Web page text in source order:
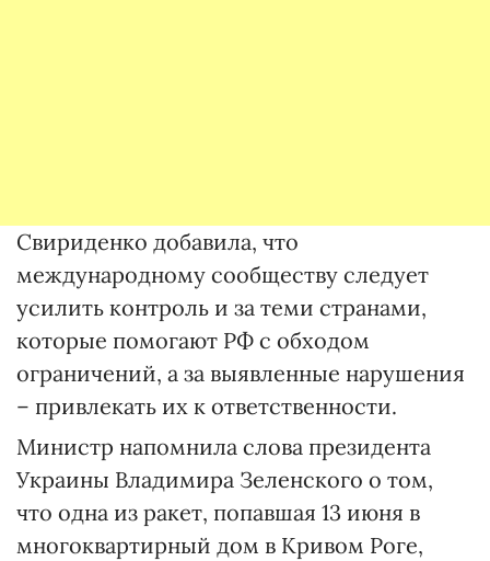
Свириденко добавила, что
международному сообществу следует
усилить контроль и за теми странами,
которые помогают РФ с обходом
ограничений, а за выявленные нарушения
– привлекать их к ответственности.
Министр напомнила слова президента
Украины Владимира Зеленского о том,
что одна из ракет, попавшая 13 июня в
многоквартирный дом в Кривом Роге,